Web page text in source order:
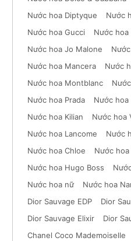
Nước hoa Diptyque
Nước
Nước hoa Gucci
Nước hoa
Nước hoa Jo Malone
Nước hoa Mancera
Nước
Nước hoa Montblanc
Nước hoa Prada
Nước hoa
Nước hoa Kilian
Nước hoa
Nước hoa Lancome
Nước
Nước hoa Chloe
Nước
Nước hoa Hugo Boss
Nước hoa nữ
Nước hoa
Dior Sauvage EDP
Dior
Dior Sauvage Elixir
Dior
Chanel Coco Mademoiselle